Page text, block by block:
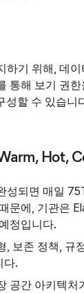
하기 위해, 데
통해 보기 권
성할 수 있습니
Hot,
성되면 매일
문에, 기관은
정입니다.
, 보존 정책, 규
다.
공간 아키텍처